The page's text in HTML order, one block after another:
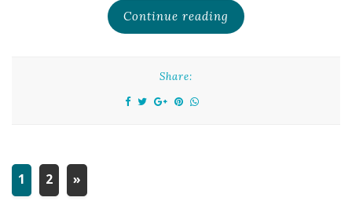
Continue reading
Share:
1 2 »